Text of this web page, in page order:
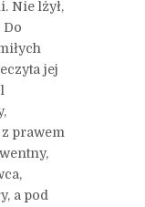
Nie lżył,
Do
jej
prawem
a pod